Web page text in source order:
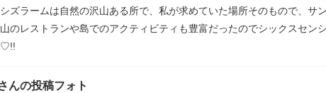
ズラームは自然の沢山ある所で、私が求めていた場所そのもので、サ
のレストランや島でのアクティビティも豊富だったのでシックスセン
♡!!
んの投稿フォト